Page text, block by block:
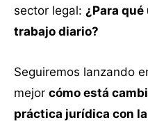
sector legal: ¿Para
trabajo diario?
Seguiremos lanzando
mejor cómo está
práctica jurídica con